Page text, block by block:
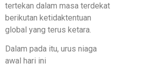
tertekan dalam masa terdekat
berikutan ketidaktentuan
global yang terus ketara.
Dalam pada itu, urus niaga
awal hari ini